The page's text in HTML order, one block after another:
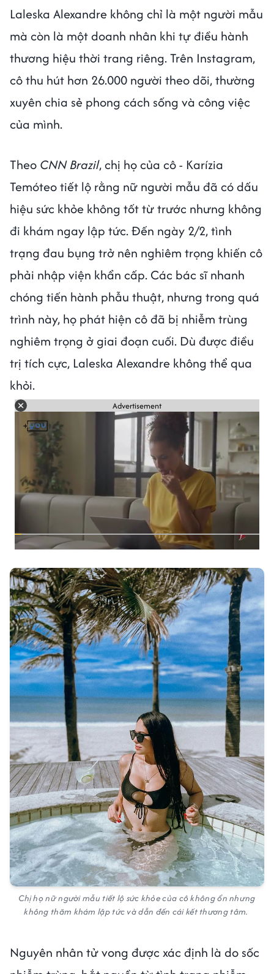
Laleska Alexandre không chỉ là một người mẫu
mà còn là một doanh nhân khi tự điều hành
thương hiệu thời trang riêng. Trên Instagram,
cô thu hút hơn 26.000 người theo dõi, thường
xuyên chia sẻ phong cách sống và công việc
của mình.
Theo CNN Brazil, chị họ của cô - Karízia
Temóteo tiết lộ rằng nữ người mẫu đã có dấu
hiệu sức khỏe không tốt từ trước nhưng không
đi khám ngay lập tức. Đến ngày 2/2, tình
trạng đau bụng trở nên nghiêm trọng khiến cô
phải nhập viện khẩn cấp. Các bác sĩ nhanh
chóng tiến hành phẫu thuật, nhưng trong quá
trình này, họ phát hiện cô đã bị nhiễm trùng
nghiêm trọng ở giai đoạn cuối. Dù được điều
trị tích cực, Laleska Alexandre không thể qua
khỏi.
Advertisement
Chị họ nữ người mẫu tiết lộ sức khỏe của cô không ổn nhưng
không thăm khám lập tức và dẫn đến cái kết thương tâm.
Nguyên nhân tử vong được xác định là do sốc